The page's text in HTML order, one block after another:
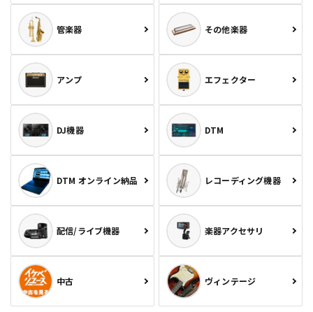
管楽器 その他楽器
アンプ エフェクター
DJ機器 DTM
DTM オンライン納品 レコーディング機器
配信/ライブ機器 楽器アクセサリ
中古 ヴィンテージ